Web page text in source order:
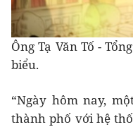
Ông Tạ Văn Tố -
biểu.
“Ngày hôm nay,
thành phố với hệ